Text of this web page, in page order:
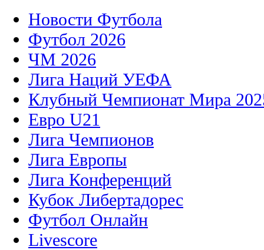
Новости Футбола
Футбол 2026
ЧМ 2026
Лига Наций УЕФА
Клубный Чемпионат Мира
Евро U21
Лига Чемпионов
Лига Европы
Лига Конференций
Кубок Либертадорес
Футбол Онлайн
Livescore